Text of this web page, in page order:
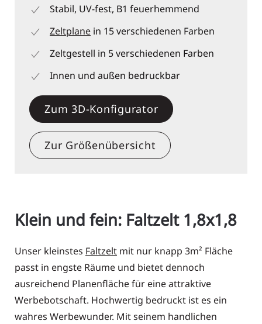
Stabil, UV-fest, B1 feuerhemmend
Zeltplane in 15 verschiedenen Farben
Zeltgestell in 5 verschiedenen Farben
Innen und außen bedruckbar
Zum 3D-Konfigurator
Zur Größenübersicht
Klein und fein: Faltzelt 1,8x1,8
Unser kleinstes Faltzelt mit nur knapp 3m² Fläche
passt in engste Räume und bietet dennoch
ausreichend Planenfläche für eine attraktive
Werbebotschaft. Hochwertig bedruckt ist es ein
wahres Werbewunder. Mit seinem handlichen